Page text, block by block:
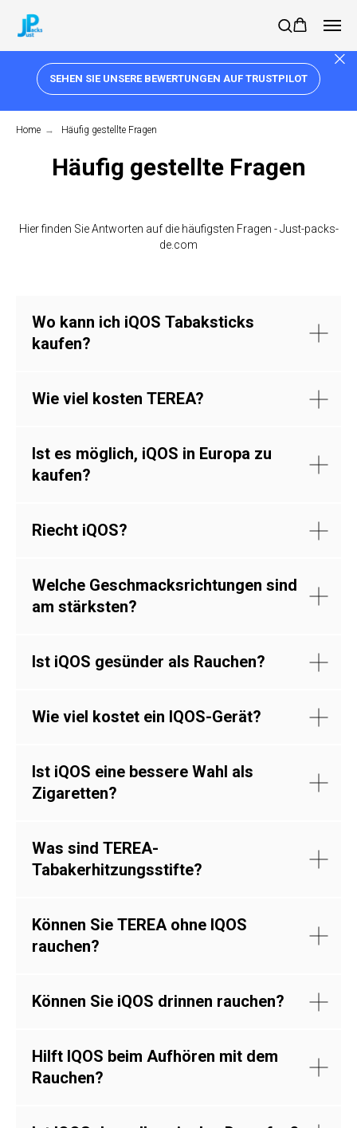
SEHEN SIE UNSERE BEWERTUNGEN AUF TRUSTPILOT
Home → Häufig gestellte Fragen
Häufig gestellte Fragen
Hier finden Sie Antworten auf die häufigsten Fragen - Just-packs-
de.com
Wo kann ich iQOS Tabaksticks
kaufen?
Wie viel kosten TEREA?
Ist es möglich, iQOS in Europa zu
kaufen?
Riecht iQOS?
Welche Geschmacksrichtungen sind
am stärksten?
Ist iQOS gesünder als Rauchen?
Wie viel kostet ein IQOS-Gerät?
Ist iQOS eine bessere Wahl als
Zigaretten?
Was sind TEREA-
Tabakerhitzungsstifte?
Können Sie TEREA ohne IQOS
rauchen?
Können Sie iQOS drinnen rauchen?
Hilft IQOS beim Aufhören mit dem
Rauchen?